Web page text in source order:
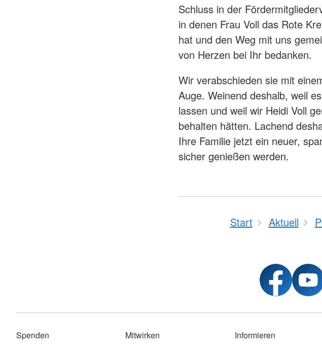
Schluss in der
in denen Frau Voll das Rote
hat und den Weg mit uns
von Herzen bei Ihr bedanken.
Wir verabschieden sie mit
Auge. Weinend deshalb, weil
lassen und weil wir Heidi Voll
behalten hätten. Lachend
Ihre Familie jetzt ein neuer,
sicher genießen werden.
Start Aktuell
Spenden Mitwirken Informieren